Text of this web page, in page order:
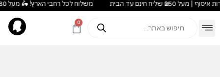
לתוכן
דילוג
משלוח לכל רחבי הארץ! 🛵 מעל ₪180 חינם לנקודות איסוף | מעל ₪250 שליח חינם עד הבית
search
0
עגלת